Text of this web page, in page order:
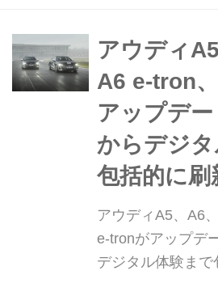
ハイブリッドシス
じめとする3つの
の組み合わせによ
ップが魅力で、...
アウディ
A6 e-tron
アップデ
からデジ
包括的に刷
アウディA5、A6
e-tronがアップデ
デジタル体験ま